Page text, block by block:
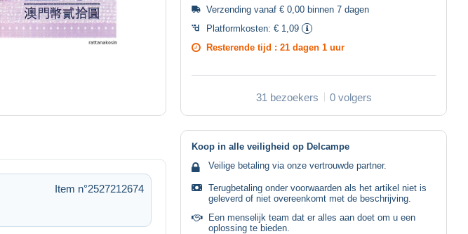
Verzending vanaf € 0,00 binnen 7 dagen
Platformkosten: € 1,09
Resterende tijd : 21 dagen 1 uur
31 bezoekers 0 volgers
Item n°2527212674
Koop in alle veiligheid op Delcampe
Veilige betaling via onze vertrouwde partner.
Terugbetaling onder voorwaarden als het artikel niet is
geleverd of niet overeenkomt met de beschrijving.
Een menselijk team dat er alles aan doet om u een
oplossing te bieden.